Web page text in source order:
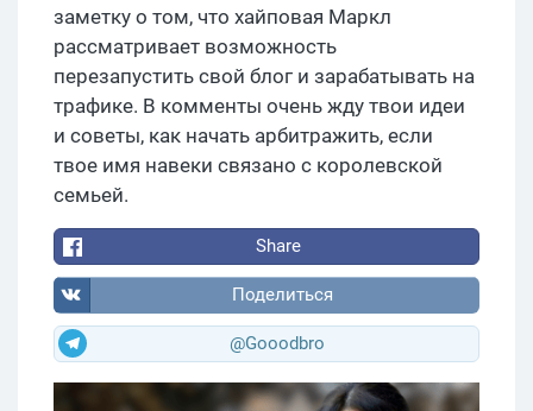
заметку о том, что хайповая Маркл
рассматривает возможность
перезапустить свой блог и зарабатывать на
трафике. В комменты очень жду твои идеи
и советы, как начать арбитражить, если
твое имя навеки связано с королевской
семьей.
Share
Поделиться
@Gooodbro